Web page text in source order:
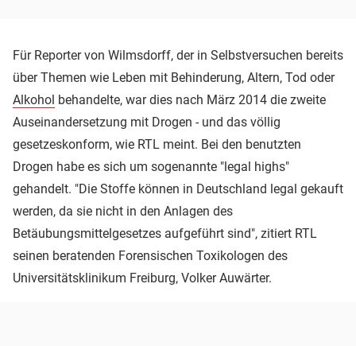
Für Reporter von Wilmsdorff, der in Selbstversuchen bereits
über Themen wie Leben mit Behinderung, Altern, Tod oder
Alkohol behandelte, war dies nach März 2014 die zweite
Auseinandersetzung mit Drogen - und das völlig
gesetzeskonform, wie RTL meint. Bei den benutzten
Drogen habe es sich um sogenannte "legal highs"
gehandelt. "Die Stoffe können in Deutschland legal gekauft
werden, da sie nicht in den Anlagen des
Betäubungsmittelgesetzes aufgeführt sind", zitiert RTL
seinen beratenden Forensischen Toxikologen des
Universitätsklinikum Freiburg, Volker Auwärter.